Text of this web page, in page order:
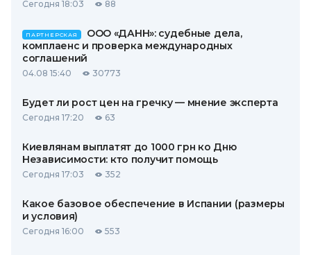
Сегодня 18:03 88
ПАРТНЕРСКАЯ
ООО «ДАНН»: судебные дела,
комплаенс и проверка международных
соглашений
04.08 15:40 30773
Будет ли рост цен на гречку — мнение эксперта
Сегодня 17:20 63
Киевлянам выплатят до 1000 грн ко Дню
Независимости: кто получит помощь
Сегодня 17:03 352
Какое базовое обеспечение в Испании (размеры
и условия)
Сегодня 16:00 553